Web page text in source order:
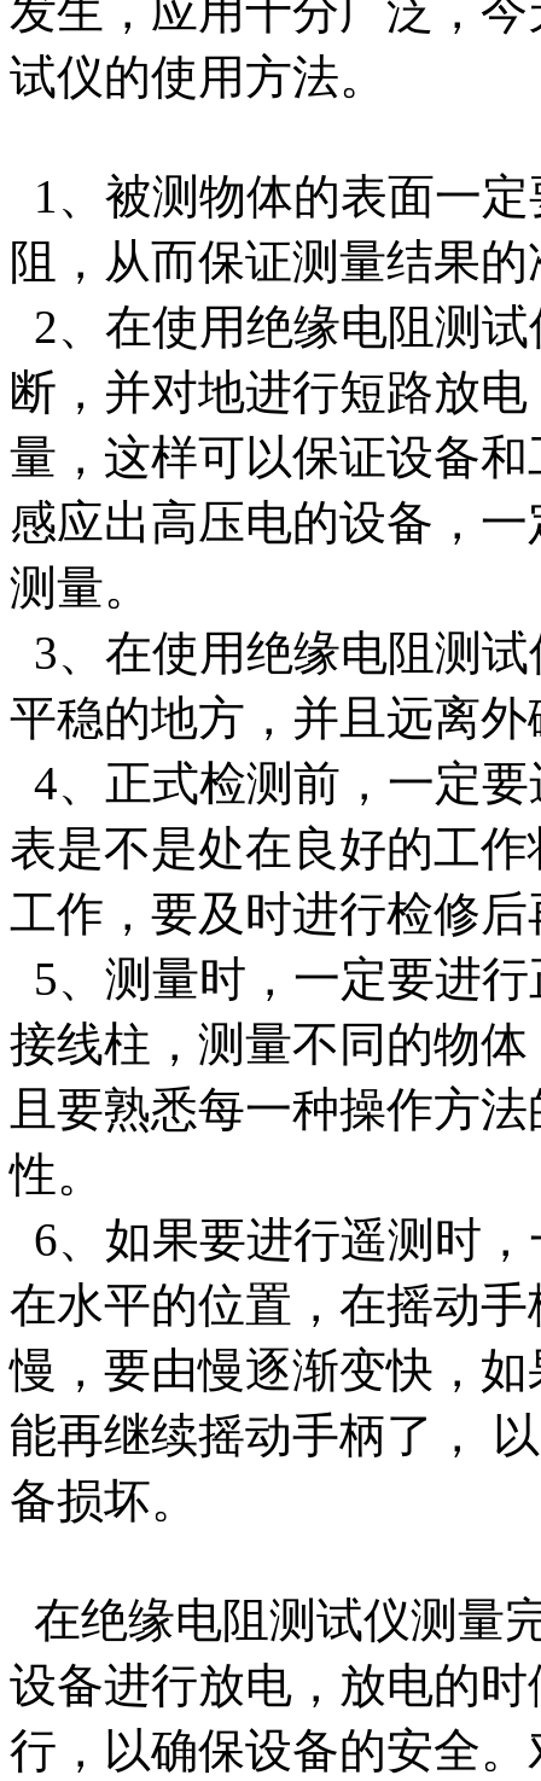
发生，应用十分广泛，
试仪的使用方法。
1、被测物体的表面一
阻，从而保证测量结果
2、在使用绝缘电阻测
断，并对地进行短路放
量，这样可以保证设备
感应出高压电的设备，
测量。
3、在使用绝缘电阻测
平稳的地方，并且远离
4、正式检测前，一定
表是不是处在良好的工
工作，要及时进行检修
5、测量时，一定要进
接线柱，测量不同的物
且要熟悉每一种操作方
性。
6、如果要进行遥测时
在水平的位置，在摇动
慢，要由慢逐渐变快，
能再继续摇动手柄了，
备损坏。
在绝缘电阻测试仪测量
设备进行放电，放电的
行，以确保设备的安全